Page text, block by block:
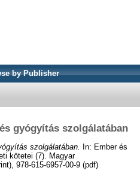
by Publisher
gyógyítás szolgálatában
szolgálatában.
In: Ember és
kötetei (7). Magyar
978-615-6957-00-9 (pdf)